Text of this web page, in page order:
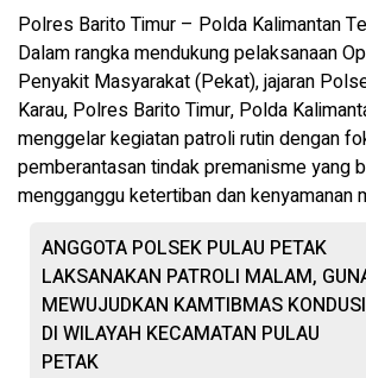
Polres Barito Timur – Polda Kalimantan
Dalam rangka mendukung pelaksanaan
Penyakit Masyarakat (Pekat), jajaran
Karau, Polres Barito Timur, Polda
menggelar kegiatan patroli rutin dengan
pemberantasan tindak premanisme yang
mengganggu ketertiban dan kenyamanan
ANGGOTA POLSEK PULAU PETAK
LAKSANAKAN PATROLI MALAM,
MEWUJUDKAN KAMTIBMAS
DI WILAYAH KECAMATAN PULAU
PETAK